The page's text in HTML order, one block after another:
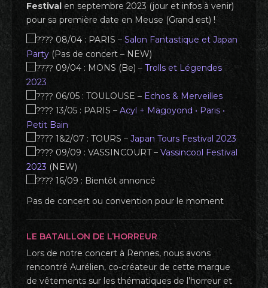
Festival en septembre 2023 (jour et infos à venir)
pour sa première date en Meuse (Grand est) !
08/04 : PARIS – Salon Fantastique et Japan
Party(Pas de concert – NEW)
09/04 : MONS (Be) – Trolls et Légendes
2023
06/05 : TOULOUSE – Echos & Merveilles
13/05 : PARIS – Acyl + Magoyond • Paris •
Petit Bain
1&2/07 : TOURS – Japan Tours Festival 2023
09/09 : VASSINCOURT – Vassincool Festival
2023 (NEW)
16/09 : Bientôt annoncé
Pas de concert ou convention pour le moment
LE BATAILLON DE L’HORREUR
Lors de notre concert à Rennes, nous avons
rencontré Aurélien, co-créateur de cette marque
de vêtements sur les thématiques de l’horreur et